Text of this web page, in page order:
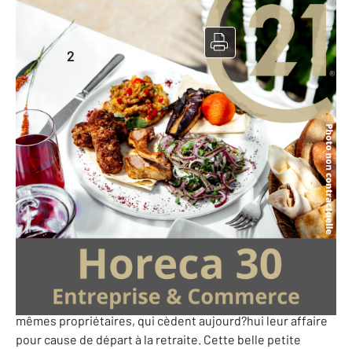
Restaurant à vendre
260 m
2 Vaucluse - 84
Ref: 10227103
99 000 €
PERF (Potentiel de l'Entreprise et Rentabilité Financière)
: 33 917 €
Au cœur de la ville d?Orange, dans le sud de la France, à
quelques pas du célèbre Théâtre antique d?Orange, joli
restaurant plein de charme disposant d?une terrasse et
d?un grand logement de fonction.
L?établissement est exploité depuis plus de 15 ans par les
mêmes propriétaires, qui cèdent aujourd?hui leur affaire
pour cause de départ à la retraite. Cette belle petite